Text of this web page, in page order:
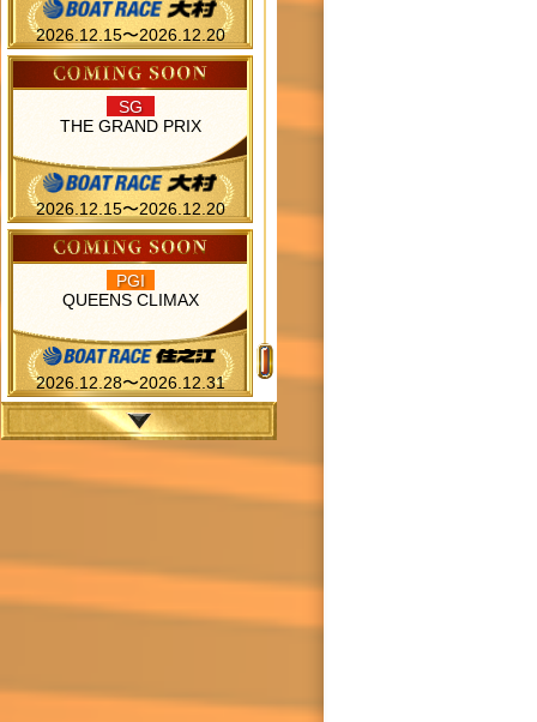
2026.12.15〜2026.12.20
SG
THE GRAND PRIX
2026.12.15〜2026.12.20
PGI
QUEENS CLIMAX
2026.12.28〜2026.12.31